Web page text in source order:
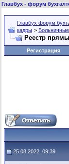
Главбух - форум
Главбух форум
кадры >
Реестр
Регистрация
25.08.2022, 09:39